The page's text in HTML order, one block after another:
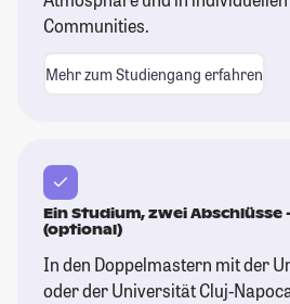
Communities.
Mehr zum Studiengang erfahren
Ein Studium, zwei
(optional)
In den Doppelmastern mit der
oder der Universität Cluj-